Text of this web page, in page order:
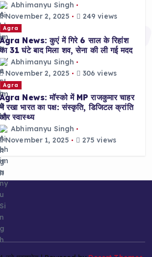
Abhimanyu Singh
November 2, 2025
249 views
Agra
Agra News: कुएं में गिरे 6 साल के रिहांश
31 घंटे बाद मिला शव, सेना की ली गई मदद
Abhimanyu Singh
November 2, 2025
306 views
Agra
Agra News: मॉस्को में MP राजकुमार चाहर
रखा भारत का पक्ष: संस्कृति, डिजिटल क्रांति
और स्वास्थ्य
Abhimanyu Singh
November 1, 2025
275 views